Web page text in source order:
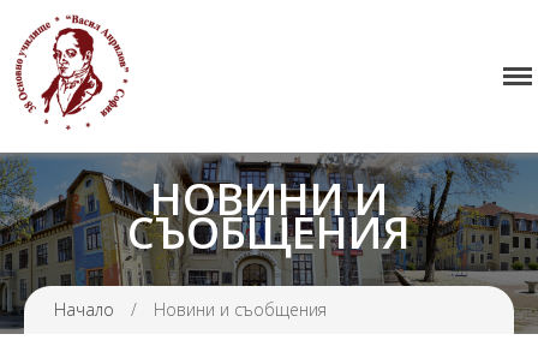
Училището
Нормативна уредба
Прием
Проекти и дейности
НОВИНИ И
СЪОБЩЕНИЯ
Начало / Новини и съобщения